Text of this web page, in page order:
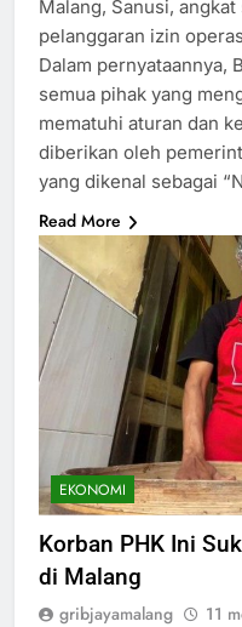
Malang, Sanusi,
pelanggaran izin
Dalam pernyataannya,
semua pihak yang
mematuhi aturan dan
diberikan oleh
yang dikenal sebagai
Read More
EKONOMI
Korban PHK Ini
di Malang
gribjayamalang 11